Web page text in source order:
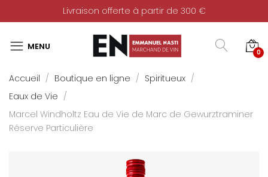
Livraison offerte à partir de 300 €
0
Accueil Boutique en ligne
Spiritueux
Eaux de Vie
Marcel Windholtz Eau de Vie de Marc de Gewurztraminer
Réserve Particulière